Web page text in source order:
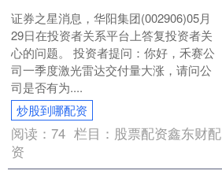
证券之星消息，华阳集团(002906)05月
29日在投资者关系平台上答复投资者关
心的问题。 投资者提问：你好，禾赛公
司一季度激光雷达交付量大涨，请问公
司是否有为....
炒股到哪配资
阅读：74 栏目： 股票配资鑫东财配
资